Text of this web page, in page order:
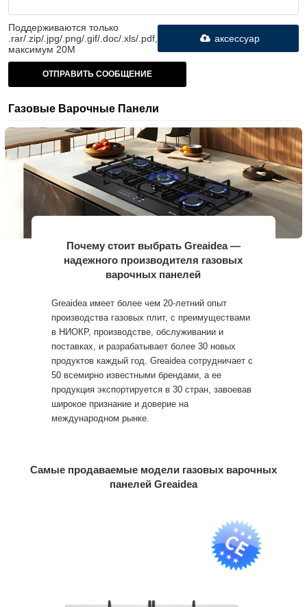
Поддерживаются только
.rar/.zip/.jpg/.png/.gif/.doc/.xls/.pdf,
максимум 20M
аксессуар
ОТПРАВИТЬ СООБЩЕНИЕ
Газовые Варочные Панели
Почему стоит выбрать Greaidea —
надежного производителя газовых
варочных панелей
Greaidea имеет более чем 20-летний опыт
производства газовых плит, с преимуществами
в НИОКР, производстве, обслуживании и
поставках, и разрабатывает более 30 новых
продуктов каждый год. Greaidea сотрудничает с
50 всемирно известными брендами, а ее
продукция экспортируется в 30 стран, завоевав
широкое признание и доверие на
международном рынке.
Самые продаваемые модели газовых варочных
панелей Greaidea